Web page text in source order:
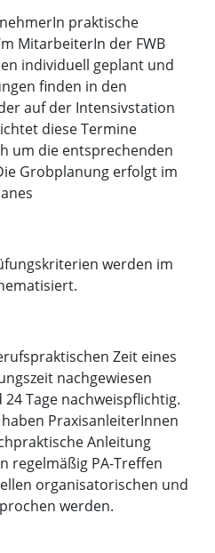
praktische
MitarbeiterIn der FWB
individuell geplant und
finden in den
auf der Intensivstation
diese Termine
um die entsprechenden
Grobplanung erfolgt im
werden im
Zeit eines
nachgewiesen
Tage nachweispflichtig.
PraxisanleiterInnen
Anleitung
regelmäßig PA-Treffen
organisatorischen und
werden.